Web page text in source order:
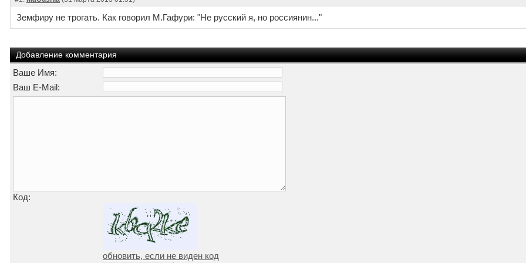
Земфиру не трогать. Как говорил М.Гафури: "Не русский я, но россиянин..."
Добавление комментария
Ваше Имя:
Ваш E-Mail:
Код:
обновить, если не виден код